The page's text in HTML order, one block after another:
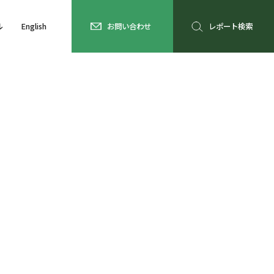
English お問い合わせ レポート検索